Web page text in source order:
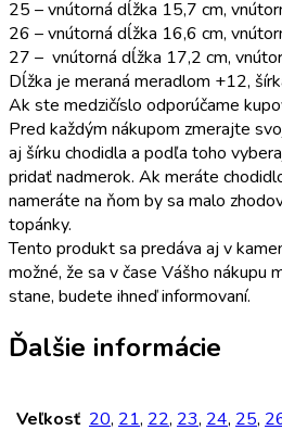
25 – vnútorná dĺžka 15,7 cm,
26 – vnútorná dĺžka 16,6 cm,
27 – vnútorná dĺžka 17,2 cm,
Dĺžka je meraná meradlom +12,
Ak ste medzičíslo odporúčame
Pred každým nákupom zmerajte
aj šírku chodidla a podľa toho
pridať nadmerok. Ak meráte
nameráte na ňom by sa malo
topánky.
Tento produkt sa predáva aj v
možné, že sa v čase Vášho nákupu
stane, budete ihneď informovaní.
Ďalšie informácie
Veľkosť 20, 21, 22, 23, 24, 25,